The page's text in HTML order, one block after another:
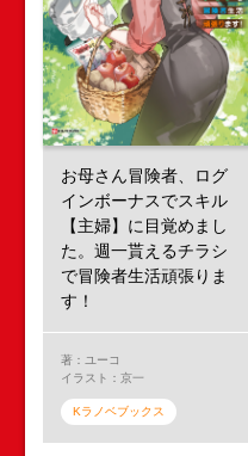
お母さん冒険者、ログ
インボーナスでスキル
【主婦】に目覚めまし
た。週一貰えるチラシ
で冒険者生活頑張りま
す！
著：ユーコ
イラスト：京一
Kラノベブックス